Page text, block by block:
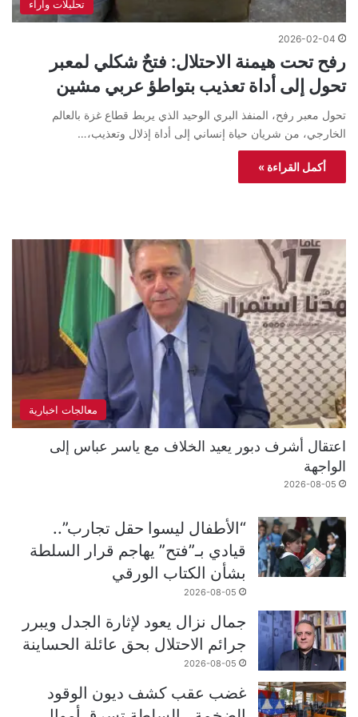
تحليلات واراء
2026-02-04
رفح تحت هيمنة الاحتلال: فتحٌ شكلي لمعبر
تحول إلى أداة تعذيب بتواطؤ عربي مشين
تحول معبر رفح، المنفذ البري الوحيد الذي يربط قطاع غزة بالعالم
الخارجي، من شريان حياة إنساني إلى أداة إذلال وتعذيب،…
أكمل القراءة »
معالجات اخبارية
اعتقال أشرف دبور يعيد الخلاف مع ياسر عباس إلى
الواجهة
2026-08-05
“الأطفال ليسوا حقل تجارب”..
قيادي بـ”فتح” يهاجم قرار السلطة
بشأن الكتاب الورقي
2026-08-05
جمال نزال يعود لإثارة الجدل ويبرر
جرائم الاحتلال بحق عائلة الحساينة
2026-08-05
غضب عقب كشف ديون الوقود